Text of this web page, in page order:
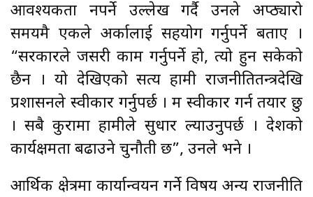
आवश्यकता नपर्ने उल्लेख गर्दै उनले अप्ठ्यारो
समयमै एकले अर्कालाई सहयोग गर्नुपर्ने बताए ।
“सरकारले जसरी काम गर्नुपर्ने हो, त्यो हुन सकेको
छैन । यो देखिएको सत्य हामी राजनीतितन्त्रदेखि
प्रशासनले स्वीकार गर्नुपर्छ । म स्वीकार गर्न तयार छु
। सबै कुरामा हामीले सुधार ल्याउनुपर्छ । देशको
कार्यक्षमता बढाउने चुनौती छ”, उनले भने ।
आर्थिक क्षेत्रमा कार्यान्वयन गर्ने विषय अन्य राजनीति